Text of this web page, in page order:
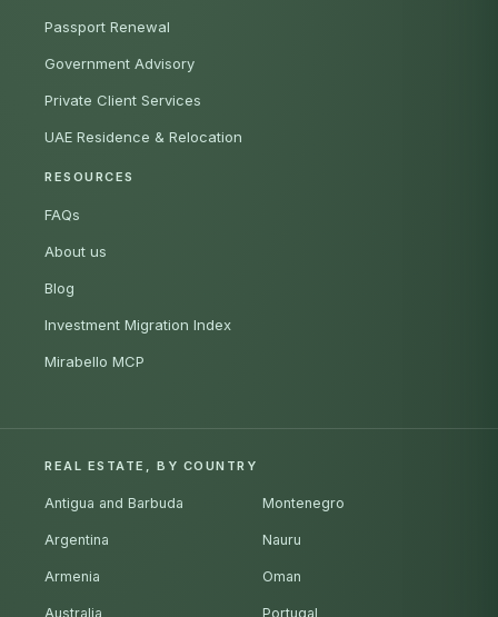
Passport Renewal
Government Advisory
Private Client Services
UAE Residence & Relocation
RESOURCES
FAQs
About us
Blog
Investment Migration Index
Mirabello MCP
REAL ESTATE, BY COUNTRY
Antigua and Barbuda
Argentina
Armenia
Australia
Montenegro
Nauru
Oman
Portugal